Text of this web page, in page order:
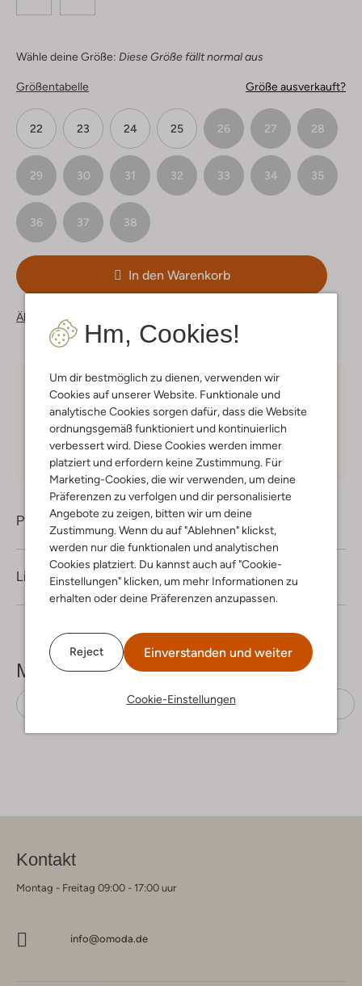
Hm, Cookies!
Um dir bestmöglich zu dienen, verwenden wir
Cookies auf unserer Website. Funktionale und
analytische Cookies sorgen dafür, dass die Website
ordnungsgemäß funktioniert und kontinuierlich
verbessert wird. Diese Cookies werden immer
platziert und erfordern keine Zustimmung. Für
Marketing-Cookies, die wir verwenden, um deine
Präferenzen zu verfolgen und dir personalisierte
Angebote zu zeigen, bitten wir um deine
Zustimmung. Wenn du auf "Ablehnen" klickst,
werden nur die funktionalen und analytischen
Cookies platziert. Du kannst auch auf "Cookie-
Einstellungen" klicken, um mehr Informationen zu
erhalten oder deine Präferenzen anzupassen.
Reject Einverstanden und weiter
Cookie-Einstellungen
Wähle deine Größe: Diese Größe fällt normal aus
Größentabelle Größe ausverkauft?
22 23 24 25 26 27 28
29 30 31 32 33 34 35
36 37 38
In den Warenkorb
Ähnliche Artikel
Kostenloser Versandab € 75 für Club-Omoda
Mitglieder in Deutschland
Kauf auf Rechnung 30 Tagen Rückgaberecht
Produktinformation
Lieferung & Rückgabe
Mehr sehen
Timberland
Kontakt
Montag - Freitag 09:00 - 17:00 uur
info@omoda.de